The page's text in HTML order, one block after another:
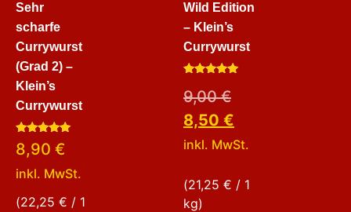
Sehr
scharfe
Currywurst
(Grad 2) –
Klein’s
Currywurst
Bewertet
mit
von 5
8,90 €
inkl. MwSt.
(22,25 € / 1
Wild Edition
– Klein’s
Currywurst
mit
5.00
von 5
9,00€
8,50 €
inkl. MwSt.
(21,25 € / 1
kg)